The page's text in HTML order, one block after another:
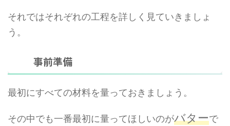
それではそれぞれの工程を詳しく見ていきましょ
う。
事前準備
最初にすべての材料を量っておきましょう。
その中でも一番最初に量ってほしいのがバターで